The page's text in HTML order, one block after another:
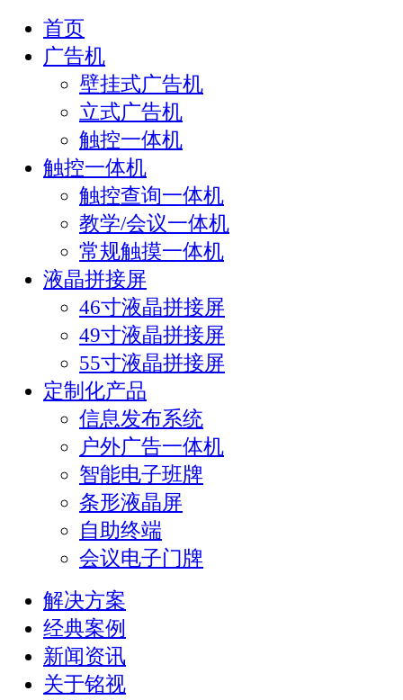
首页
广告机
壁挂式广告机
立式广告机
触控一体机
触控一体机
触控查询一体机
教学/会议一体机
常规触摸一体机
液晶拼接屏
46寸液晶拼接屏
49寸液晶拼接屏
55寸液晶拼接屏
定制化产品
信息发布系统
户外广告一体机
智能电子班牌
条形液晶屏
自助终端
会议电子门牌
解决方案
经典案例
新闻资讯
关于铭视